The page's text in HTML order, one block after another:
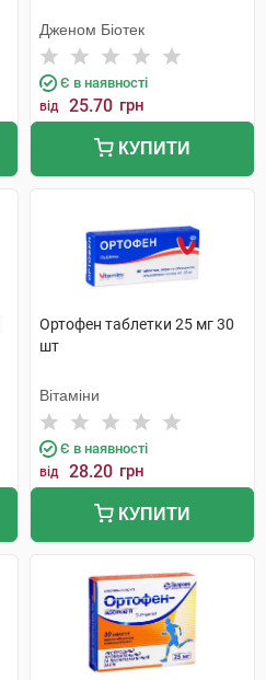
Дженом Біотек
Є в наявності
від 25.70 грн
КУПИТИ
Ортофен таблетки 25 мг 30
шт
Вітаміни
Є в наявності
від 28.20 грн
КУПИТИ